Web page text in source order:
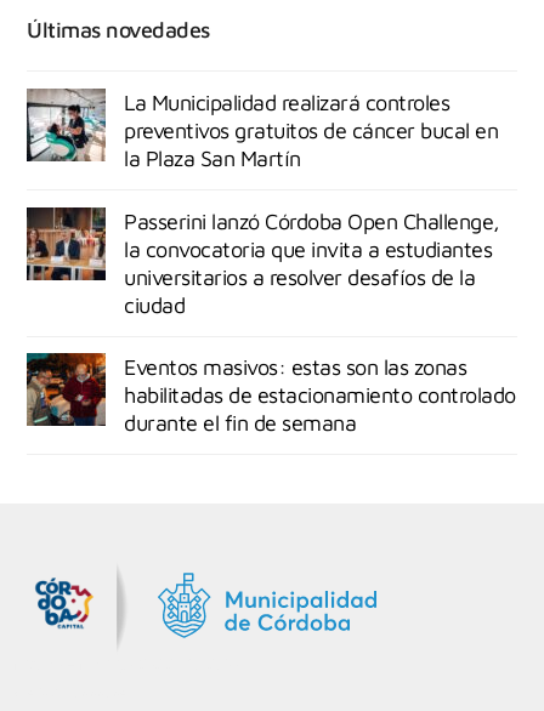
Últimas novedades
La Municipalidad realizará controles
preventivos gratuitos de cáncer bucal en
la Plaza San Martín
Passerini lanzó Córdoba Open Challenge,
la convocatoria que invita a estudiantes
universitarios a resolver desafíos de la
ciudad
Eventos masivos: estas son las zonas
habilitadas de estacionamiento controlado
durante el fin de semana